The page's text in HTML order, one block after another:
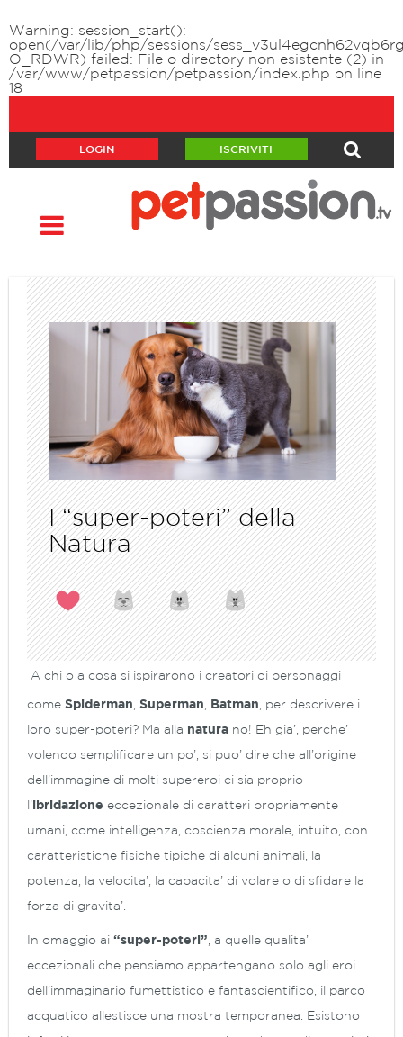
Warning : session_start():
open(/var/lib/php/sessions/
O_RDWR) failed: File o directory non esistente (2) in
/var/www/petpassion/petpassion/index.php on line
18
LOGIN ISCRIVITI
I “super-poteri” della
Natura
A chi o a cosa si ispirarono i creatori di personaggi
come Spiderman Superman Batman , per descrivere i
loro super-poteri? Ma alla natura no! Eh gia’, perche’
volendo semplificare un po’, si puo’ dire che all’origine
dell’immagine di molti supereroi ci sia proprio
l’ ibridazione eccezionale di caratteri propriamente
umani, come intelligenza, coscienza morale, intuito, con
caratteristiche fisiche tipiche di alcuni animali, la
potenza, la velocita’, la capacita’ di volare o di sfidare la
forza di gravita’.
In omaggio ai “super-poteri” , a quelle qualita’
eccezionali che pensiamo appartengano solo agli eroi
dell’immaginario fumettistico e fantascientifico, il parco
acquatico allestisce una mostra temporanea. Esistono